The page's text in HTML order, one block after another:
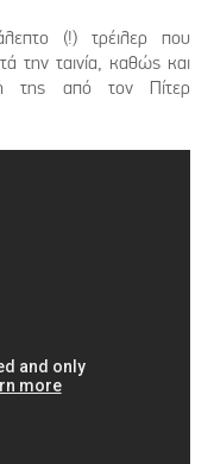
(!) τρέιλερ που
την ταινία, καθώς και
της από τον Πίτερ